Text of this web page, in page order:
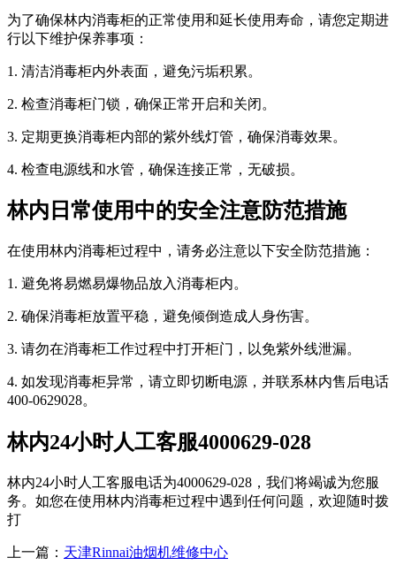
为了确保林内消毒柜的正常使用和延长使用寿命，请您定期进
行以下维护保养事项：
1. 清洁消毒柜内外表面，避免污垢积累。
2. 检查消毒柜门锁，确保正常开启和关闭。
3. 定期更换消毒柜内部的紫外线灯管，确保消毒效果。
4. 检查电源线和水管，确保连接正常，无破损。
林内日常使用中的安全注意防范措施
在使用林内消毒柜过程中，请务必注意以下安全防范措施：
1. 避免将易燃易爆物品放入消毒柜内。
2. 确保消毒柜放置平稳，避免倾倒造成人身伤害。
3. 请勿在消毒柜工作过程中打开柜门，以免紫外线泄漏。
4. 如发现消毒柜异常，请立即切断电源，并联系林内售后电话
400-0629028。
林内24小时人工客服4000629-028
林内24小时人工客服电话为4000629-028，我们将竭诚为您服
务。如您在使用林内消毒柜过程中遇到任何问题，欢迎随时拨
打
上一篇： 天津Rinnai油烟机维修中心